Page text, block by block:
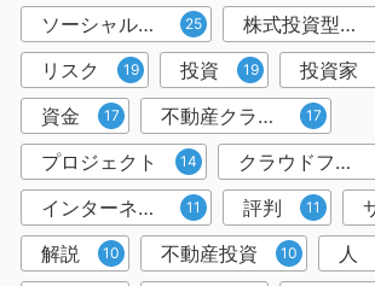
ソーシャルレンディング 25 株式投資型クラウドファンディング
リスク 19 投資 19 投資家
資金 17 不動産クラウドファンディング 17
プロジェクト 14 クラウドファンディング投資
インターネット 11 評判 11
解説 10 不動産投資 10 人